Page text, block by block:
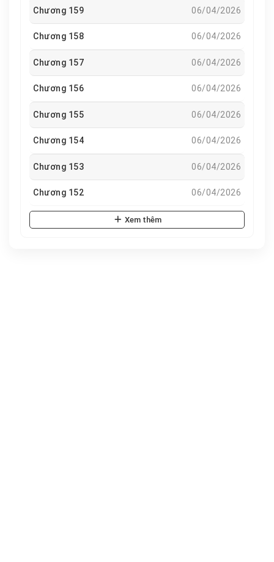
Chương 159 06/04/2026
Chương 158 06/04/2026
Chương 157 06/04/2026
Chương 156 06/04/2026
Chương 155 06/04/2026
Chương 154 06/04/2026
Chương 153 06/04/2026
Chương 152 06/04/2026
Xem thêm